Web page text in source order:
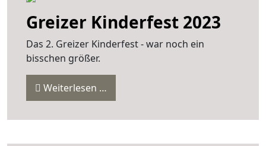
Greizer Kinderfest 2023
Das 2. Greizer Kinderfest - war noch ein
bisschen größer.
Weiterlesen …